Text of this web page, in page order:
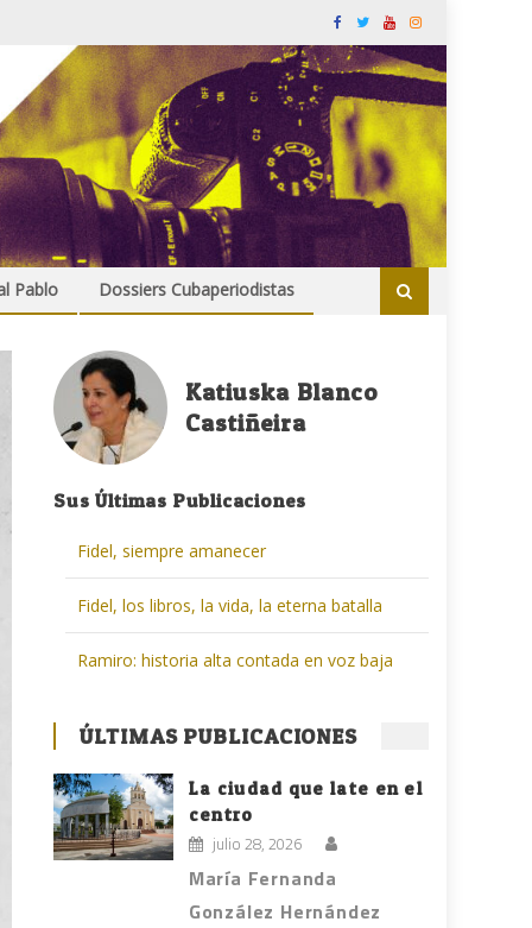
Pablo Dossiers Cubaperiodistas
Katiuska Blanco
Castiñeira
Sus Últimas Publicaciones
Fidel, siempre amanecer
Fidel, los libros, la vida, la eterna batalla
Ramiro: historia alta contada en voz baja
ÚLTIMAS PUBLICACIONES
La ciudad que late en el
centro
julio 28, 2026
María Fernanda
González Hernández